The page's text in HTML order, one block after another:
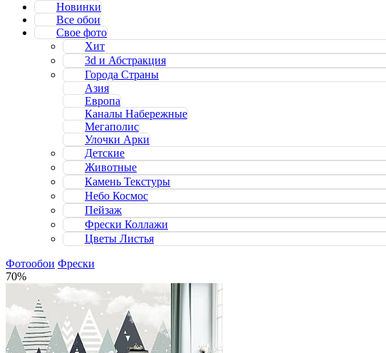
Новинки
Все обои
Свое фото
Хит
3d и Абстракция
Города Страны
Азия
Европа
Каналы Набережные
Мегаполис
Улочки Арки
Детские
Животные
Камень Текстуры
Небо Космос
Пейзаж
Фрески Коллажи
Цветы Листья
Фотообои Фрески
70%